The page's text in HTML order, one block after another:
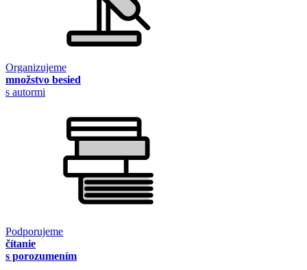
Organizujeme
množstvo besied
s autormi
Podporujeme
čítanie
s porozumením